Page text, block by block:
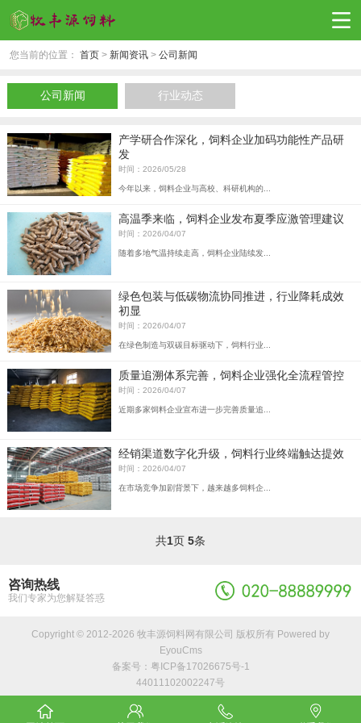
您当前的位置： 首页 > 新闻资讯 > 公司新闻
公司新闻 行业动态
产学研合作深化，饲料企业加码功能性产品研
发
时间：2026/05/28
今年以来，饲料企业与高校、科研机构的...
高温季来临，饲料企业发布夏季应激管理建议
时间：2026/04/07
随着多地气温持续走高，饲料企业陆续发...
绿色包装与低碳物流协同推进，行业降耗成效
初显
时间：2026/04/07
在绿色制造与双碳目标驱动下，饲料行业...
质量追溯体系完善，饲料企业强化全流程管控
时间：2026/04/07
近期多家饲料企业宣布进一步完善质量追...
经销渠道数字化升级，饲料行业终端触达提效
时间：2026/04/07
在市场竞争加剧背景下，越来越多饲料企...
共1页 5条
咨询热线
我们专家为您解疑答惑
Copyright © 2012-2026 牧丰源饲料网有限公司 版权所有 Powered by
EyouCms
备案号： 粤ICP备17026675号-1
44011102002247号